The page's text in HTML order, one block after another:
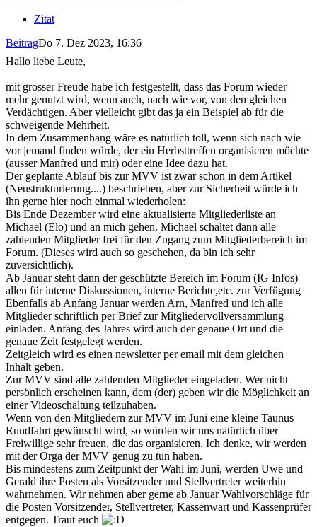
Zitat
BeitragDo 7. Dez 2023, 16:36
Hallo liebe Leute,
mit grosser Freude habe ich festgestellt, dass das Forum wieder
mehr genutzt wird, wenn auch, nach wie vor, von den gleichen
Verdächtigen. Aber vielleicht gibt das ja ein Beispiel ab für die
schweigende Mehrheit.
In dem Zusammenhang wäre es natürlich toll, wenn sich nach wie
vor jemand finden würde, der ein Herbsttreffen organisieren möchte
(ausser Manfred und mir) oder eine Idee dazu hat.
Der geplante Ablauf bis zur MVV ist zwar schon in dem Artikel
(Neustrukturierung....) beschrieben, aber zur Sicherheit würde ich
ihn gerne hier noch einmal wiederholen:
Bis Ende Dezember wird eine aktualisierte Mitgliederliste an
Michael (Elo) und an mich gehen. Michael schaltet dann alle
zahlenden Mitglieder frei für den Zugang zum Mitgliederbereich im
Forum. (Dieses wird auch so geschehen, da bin ich sehr
zuversichtlich).
Ab Januar steht dann der geschützte Bereich im Forum (IG Infos)
allen für interne Diskussionen, interne Berichte,etc. zur Verfügung
Ebenfalls ab Anfang Januar werden Arn, Manfred und ich alle
Mitglieder schriftlich per Brief zur Mitgliedervollversammlung
einladen. Anfang des Jahres wird auch der genaue Ort und die
genaue Zeit festgelegt werden.
Zeitgleich wird es einen newsletter per email mit dem gleichen
Inhalt geben.
Zur MVV sind alle zahlenden Mitglieder eingeladen. Wer nicht
persönlich erscheinen kann, dem (der) geben wir die Möglichkeit an
einer Videoschaltung teilzuhaben.
Wenn von den Mitgliedern zur MVV im Juni eine kleine Taunus
Rundfahrt gewünscht wird, so würden wir uns natürlich über
Freiwillige sehr freuen, die das organisieren. Ich denke, wir werden
mit der Orga der MVV genug zu tun haben.
Bis mindestens zum Zeitpunkt der Wahl im Juni, werden Uwe und
Gerald ihre Posten als Vorsitzender und Stellvertreter weiterhin
wahrnehmen. Wir nehmen aber gerne ab Januar Wahlvorschläge für
die Posten Vorsitzender, Stellvertreter, Kassenwart und Kassenprüfer
entgegen. Traut euch